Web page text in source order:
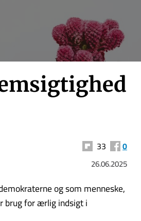
33 0
26.06.2025
og som menneske,
brug for ærlig indsigt i